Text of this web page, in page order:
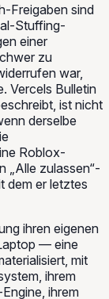
Freigaben sind
Stuffing-
einer
zu
war,
Vercels Bulletin
ist nicht
derselbe
Roblox-
„Alle zulassen“-
dem er letztes
ihren eigenen
— eine
mit
ihrem
ihrem